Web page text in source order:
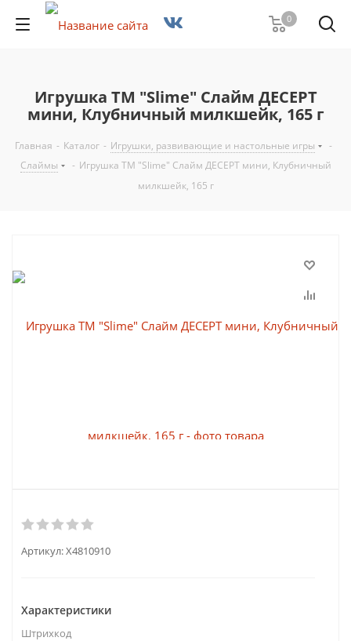
0
Игрушка ТМ "Slime" Слайм ДЕСЕРТ
мини, Клубничный милкшейк, 165 г
Главная - Каталог - Игрушки, развивающие и настольные игры
-
Слаймы
- Игрушка ТМ "Slime" Слайм ДЕСЕРТ мини, Клубничный
милкшейк, 165 г
Артикул:X4810910
Характеристики
Штрихкод